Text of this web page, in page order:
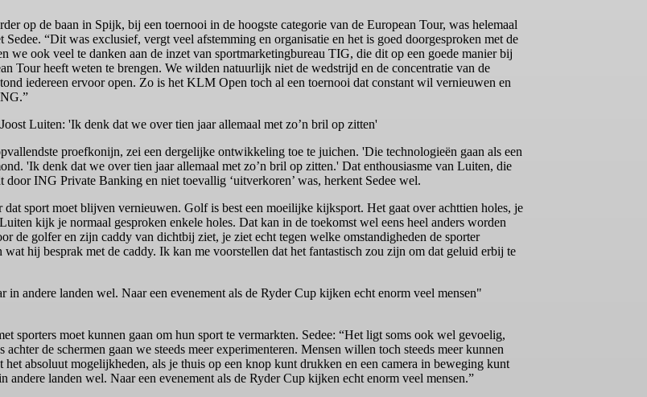
op de baan in Spijk, bij een toernooi in de hoogste categorie van de European Tour, was helemaal
Sedee. “Dit was exclusief, vergt veel afstemming en organisatie en het is goed doorgesproken met de
we ook veel te danken aan de inzet van sportmarketingbureau TIG, die dit op een goede manier bij
Tour heeft weten te brengen. We wilden natuurlijk niet de wedstrijd en de concentratie van de
iedereen ervoor open. Zo is het KLM Open toch al een toernooi dat constant wil vernieuwen en
Joost Luiten: 'Ik denk dat we over tien jaar allemaal met zo’n bril op zitten'
proefkonijn, zei een dergelijke ontwikkeling toe te juichen. 'Die technologieën gaan als een
'Ik denk dat we over tien jaar allemaal met zo’n bril op zitten.' Dat enthousiasme van Luiten, die
door ING Private Banking en niet toevallig ‘uitverkoren’ was, herkent Sedee wel.
dat sport moet blijven vernieuwen. Golf is best een moeilijke kijksport. Het gaat over achttien holes, je
kijk je normaal gesproken enkele holes. Dat kan in de toekomst wel eens heel anders worden
de golfer en zijn caddy van dichtbij ziet, je ziet echt tegen welke omstandigheden de sporter
hij besprak met de caddy. Ik kan me voorstellen dat het fantastisch zou zijn om dat geluid erbij te
andere landen wel. Naar een evenement als de Ryder Cup kijken echt enorm veel mensen"
sporters moet kunnen gaan om hun sport te vermarkten. Sedee: “Het ligt soms ook wel gevoelig,
de schermen gaan we steeds meer experimenteren. Mensen willen toch steeds meer kunnen
absoluut mogelijkheden, als je thuis op een knop kunt drukken en een camera in beweging kunt
landen wel. Naar een evenement als de Ryder Cup kijken echt enorm veel mensen.”